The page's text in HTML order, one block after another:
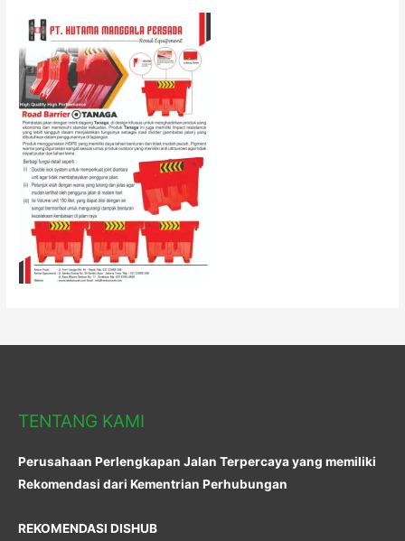
TENTANG KAMI
Perusahaan Perlengkapan Jalan Terpercaya yang memiliki
Rekomendasi dari Kementrian Perhubungan
REKOMENDASI DISHUB